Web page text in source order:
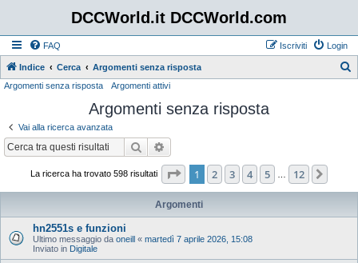
DCCWorld.it DCCWorld.com
FAQ Login
Iscriviti
Indice Cerca Argomenti senza risposta
Argomenti senza risposta Argomenti attivi
Argomenti senza risposta
Vai alla ricerca avanzata
Cerca
La ricerca ha trovato 598 risultati Pagina di 12
1 2 3 4 5 12
Argomenti
hn2551s e funzioni
Ultimo messaggio da oneill « martedì 7 aprile 2026, 15:08
Inviato in Digitale